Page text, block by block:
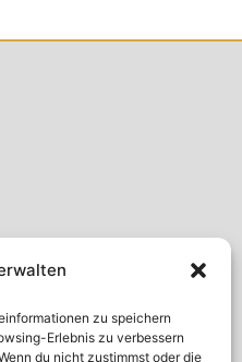
zu speichern
Erlebnis zu verbessern
du nicht zustimmst oder die